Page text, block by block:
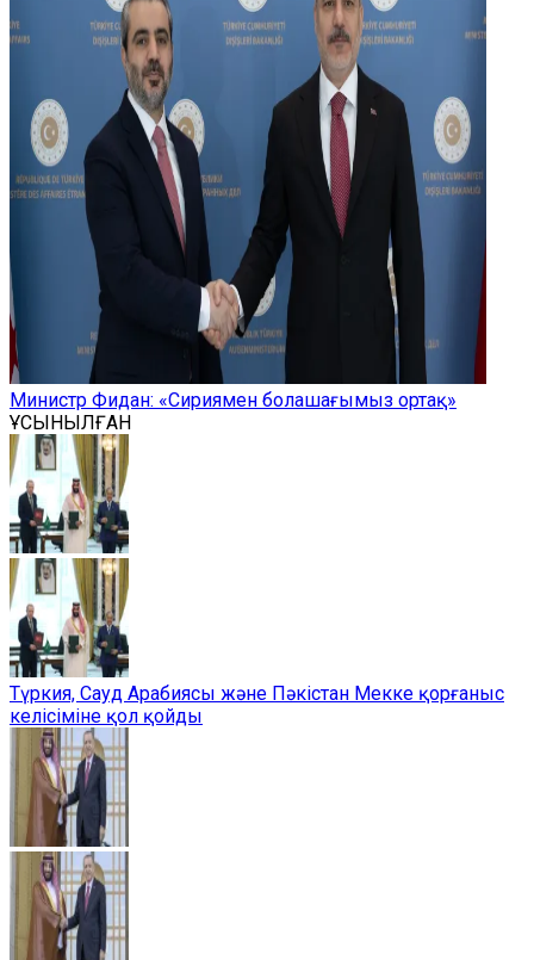
Министр Фидан: «Сириямен болашағымыз ортақ»
ҰСЫНЫЛҒАН
Түркия, Сауд Арабиясы және Пәкістан Мекке қорғаныс
келісіміне қол қойды